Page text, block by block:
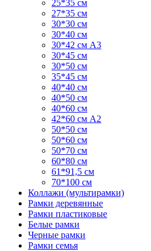
25*35 см
27*35 см
30*30 см
30*40 см
30*42 см А3
30*45 см
30*50 см
35*45 см
40*40 см
40*50 см
40*60 см
42*60 см А2
50*50 см
50*60 см
50*70 см
60*80 см
61*91,5 см
70*100 см
Коллажи (мультирамки)
Рамки деревянные
Рамки пластиковые
Белые рамки
Черные рамки
Рамки семья